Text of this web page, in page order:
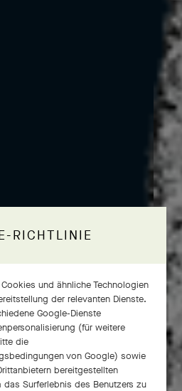
RICHTLINIE
und ähnliche Technologien
der relevanten Dienste.
Google-Dienste
(für weitere
die
von Google) sowie
bereitgestellten
Surferlebnis des Benutzers zu